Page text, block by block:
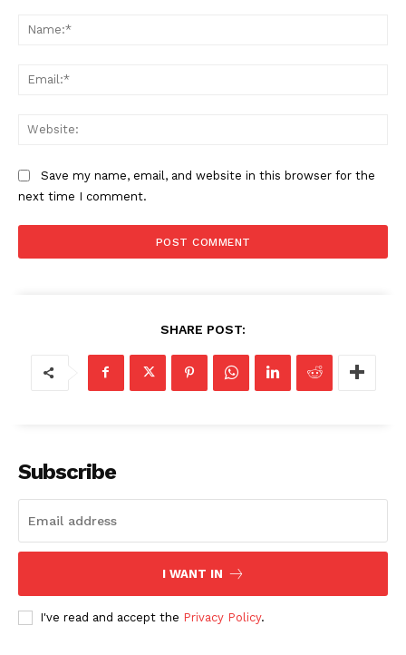
Save my name, email, and website in this browser for the
next time I comment.
SHARE POST:
Subscribe
I WANT IN
I've read and accept the Privacy Policy.